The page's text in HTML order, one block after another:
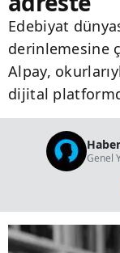
Edebiyat
derinlemesine
Alpay,
dijital
Genel